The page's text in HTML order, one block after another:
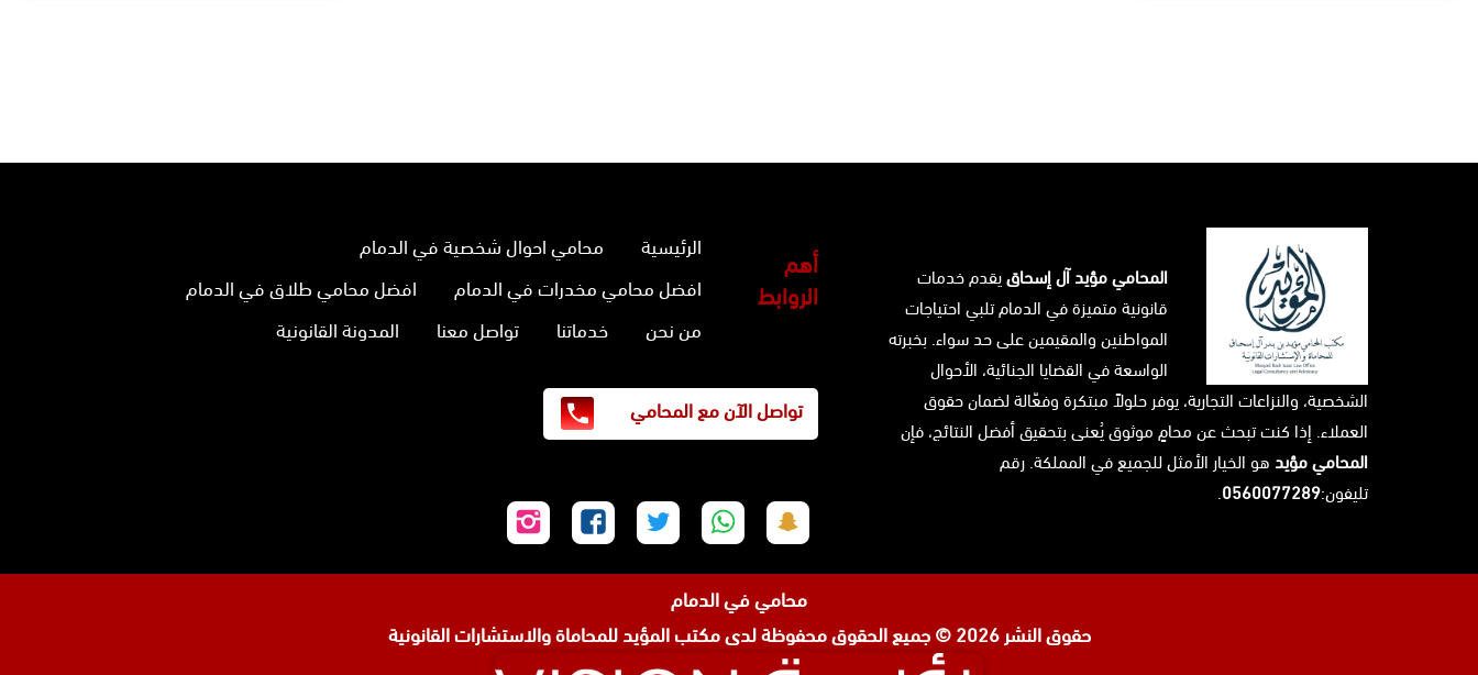
المحامي مؤيد آل إسحاقيقدم خدمات
قانونية متميزة في الدمام تلبي احتياجات
المواطنين والمقيمين على حد سواء. بخبرته
الواسعة في القضايا الجنائية، الأحوال
الشخصية، والنزاعات التجارية، يوفر حلولاً مبتكرة وفعّالة لضمان حقوق
العملاء. إذا كنت تبحث عن محامٍ موثوق يُعنى بتحقيق أفضل النتائج، فإن
المحامي مؤيد هو الخيار الأمثل للجميع في المملكة. رقم
تليفون:0560077289
.
أهم
الروابط
الرئيسية
محامي احوال شخصية في الدمام
افضل محامي مخدرات في الدمام
افضل محامي طلاق في الدمام
من نحن
خدماتنا تواصل معنا المدونة القانونية
تواصل الآن مع المحامي
على
سناب
شات
على
واتساب
على
تويتر
على
فيسبوك
على
إنستجرام
محامي في الدمام
حقوق النشر 2026 © جميع الحقوق محفوظة لدى
مكتب المؤيد للمحاماة والاستشارات القانونية